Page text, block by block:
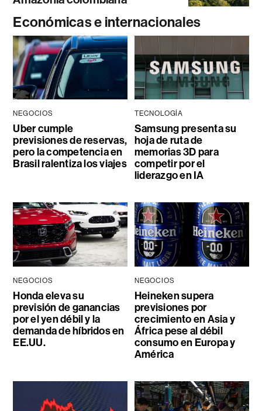
Económicas e internacionales
NEGOCIOS
Uber cumple
previsiones de reservas,
pero la competencia en
Brasil ralentiza los viajes
TECNOLOGÍA
Samsung presenta su
hoja de ruta de
memorias 3D para
competir por el
liderazgo en IA
NEGOCIOS
Honda eleva su
previsión de ganancias
por el yen débil y la
demanda de híbridos en
EE.UU.
NEGOCIOS
Heineken supera
previsiones por
crecimiento en Asia y
África pese al débil
consumo en Europa y
América